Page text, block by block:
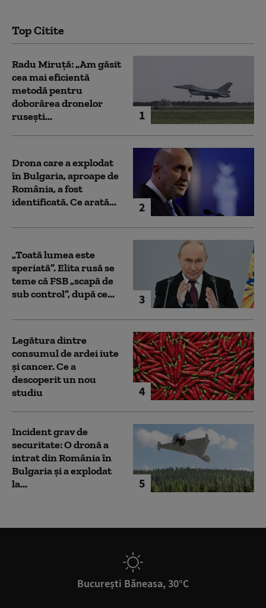
Top Citite
1
Radu Miruță: „Am găsit
cea mai eficientă
metodă pentru
doborârea dronelor
rusești...
2
Drona care a explodat
în Bulgaria, aproape de
România, a fost
identificată. Ce arată...
3
„Toată lumea este
speriată”. Elita rusă se
teme că FSB „scapă de
sub control”, după ce...
4
Legătura dintre
consumul de ardei iute
și cancer. Ce a
descoperit un nou
studiu
5
Incident grav de
securitate: O dronă a
intrat din România în
Bulgaria şi a explodat
la...
București Băneasa, 30°C